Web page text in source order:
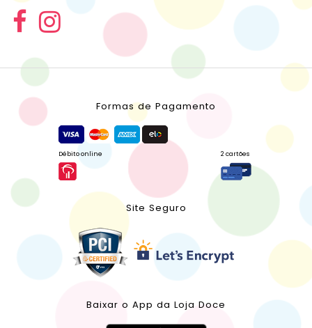
Formas de Pagamento
Débito online 2 cartões
Site Seguro
Baixar o App da Loja Doce